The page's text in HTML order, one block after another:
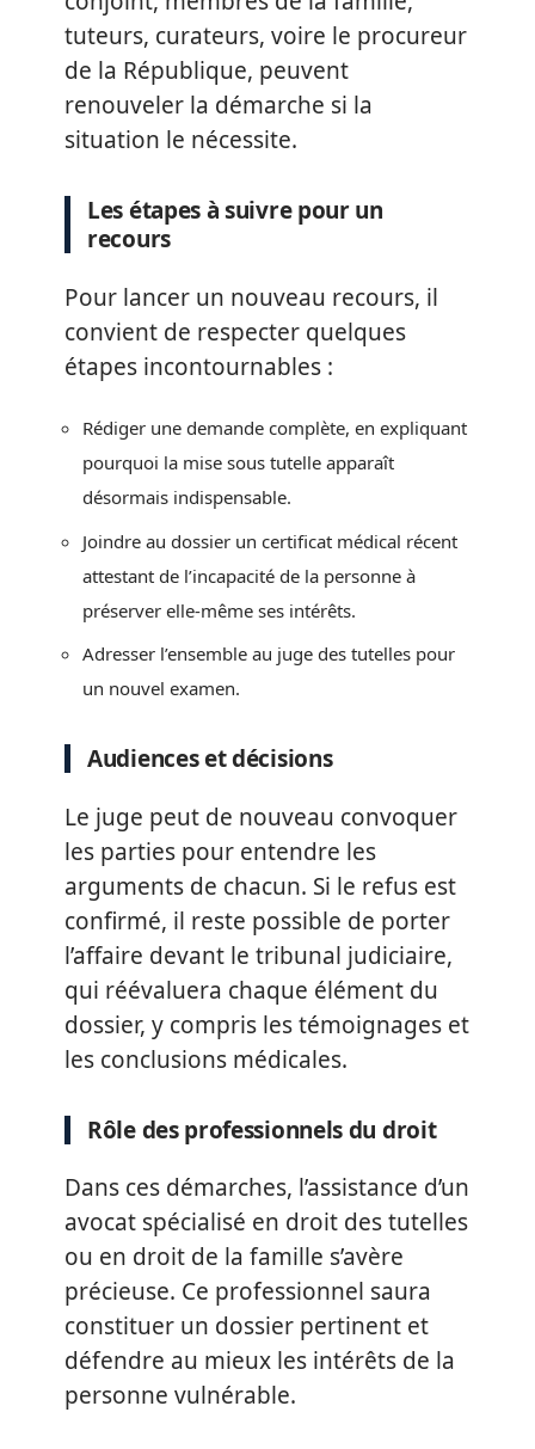
tuteurs, curateurs, voire le procureur
de la République, peuvent
renouveler la démarche si la
situation le nécessite.
Les étapes à suivre pour un
recours
Pour lancer un nouveau recours, il
convient de respecter quelques
étapes incontournables :
Rédiger une demande complète, en expliquant
pourquoi la mise sous tutelle apparaît
désormais indispensable.
Joindre au dossier un certificat médical récent
attestant de l’incapacité de la personne à
préserver elle-même ses intérêts.
Adresser l’ensemble au juge des tutelles pour
un nouvel examen.
Audiences et décisions
Le juge peut de nouveau convoquer
les parties pour entendre les
arguments de chacun. Si le refus est
confirmé, il reste possible de porter
l’affaire devant le tribunal judiciaire,
qui réévaluera chaque élément du
dossier, y compris les témoignages et
les conclusions médicales.
Rôle des professionnels du droit
Dans ces démarches, l’assistance d’un
avocat spécialisé en droit des tutelles
ou en droit de la famille s’avère
précieuse. Ce professionnel saura
constituer un dossier pertinent et
défendre au mieux les intérêts de la
personne vulnérable.